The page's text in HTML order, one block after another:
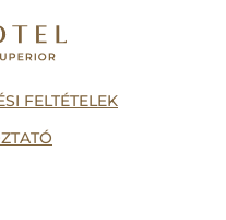
FELTÉTELEK